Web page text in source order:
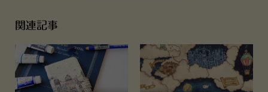
関連記事